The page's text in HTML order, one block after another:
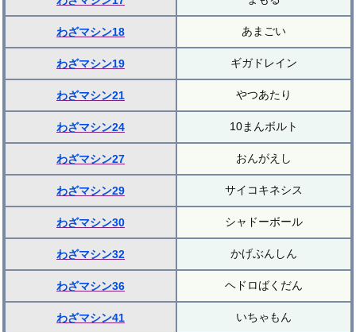
わざマシン18 あまごい
わざマシン19 ギガドレイン
わざマシン21 やつあたり
わざマシン24 10まんボルト
わざマシン27 おんがえし
わざマシン29 サイコキネシス
わざマシン30 シャドーボール
わざマシン32 かげぶんしん
わざマシン36 ヘドロばくだん
わざマシン41 いちゃもん